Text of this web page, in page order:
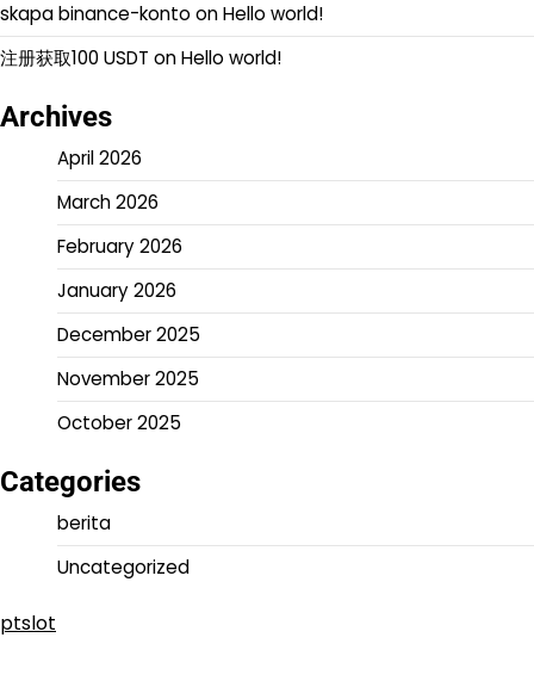
skapa binance-konto onHello world!
注册获取100 USDT onHello world!
Archives
April 2026
March 2026
February 2026
January 2026
December 2025
November 2025
October 2025
Categories
berita
Uncategorized
ptslot